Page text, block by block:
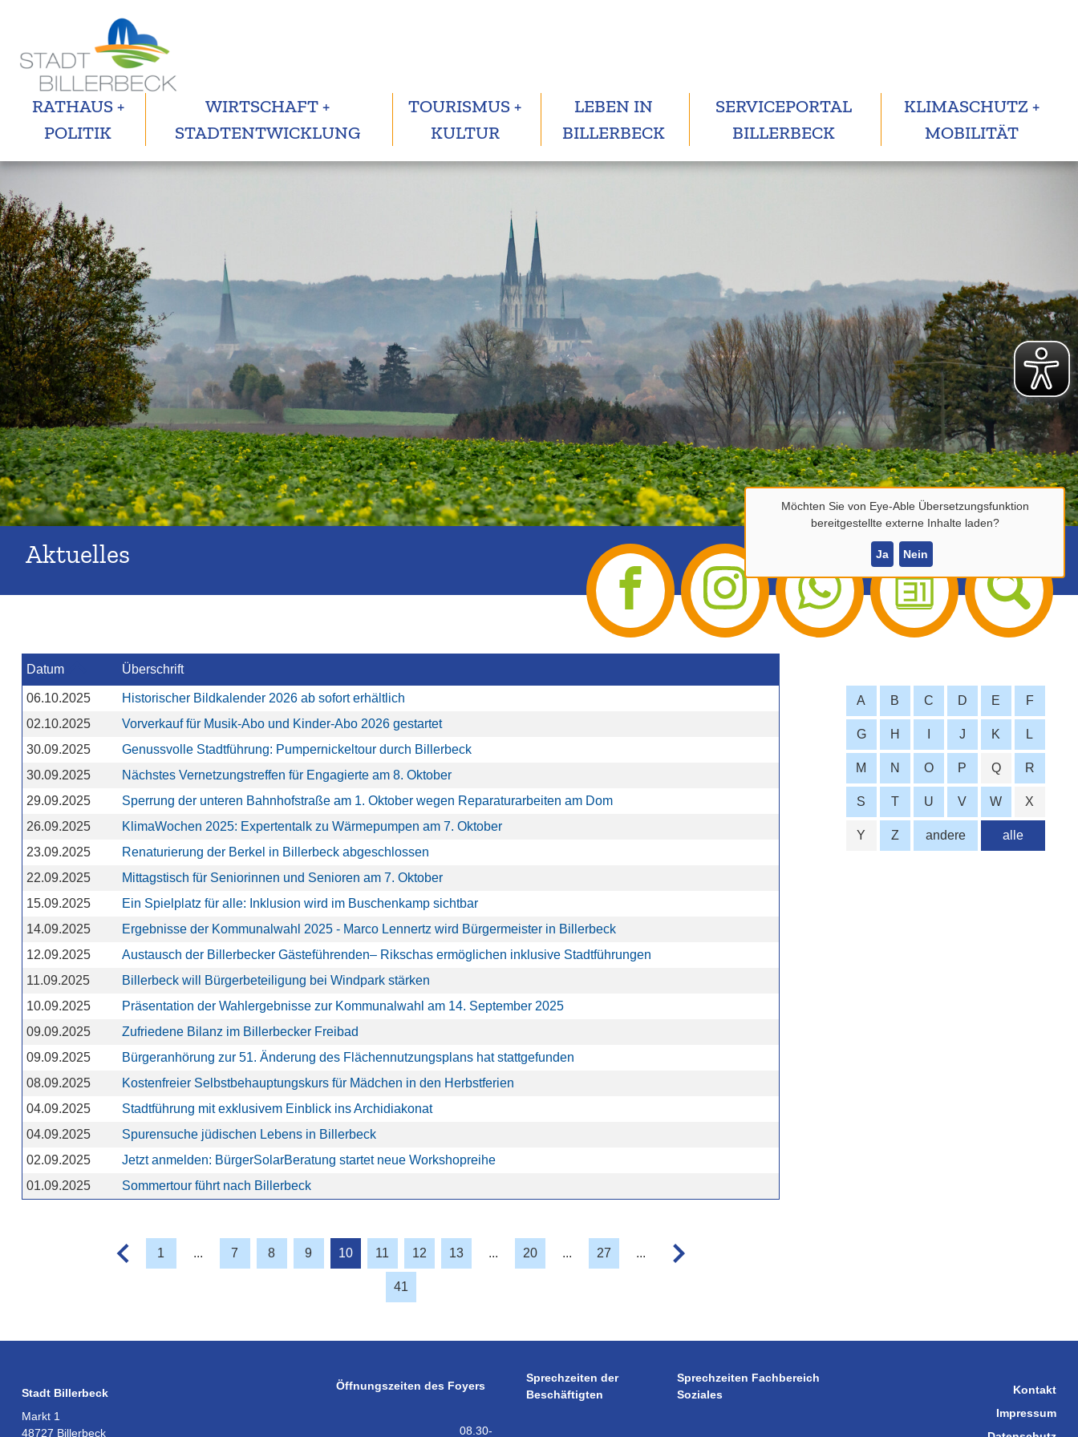
Möchten Sie von Eye-Able Übersetzungsfunktion
bereitgestellte externe Inhalte laden?
Ja Nein
RATHAUS +
POLITIK
WIRTSCHAFT +
STADTENTWICKLUNG
TOURISMUS +
KULTUR
LEBEN IN
BILLERBECK
SERVICEPORTAL
BILLERBECK
KLIMASCHUTZ +
MOBILITÄT
Aktuelles
Datum Überschrift
06.10.2025
Historischer Bildkalender 2026 ab sofort erhältlich
02.10.2025
Vorverkauf für Musik-Abo und Kinder-Abo 2026 gestartet
30.09.2025
Genussvolle Stadtführung: Pumpernickeltour durch Billerbeck
30.09.2025
Nächstes Vernetzungstreffen für Engagierte am 8. Oktober
29.09.2025
Sperrung der unteren Bahnhofstraße am 1. Oktober wegen Reparaturarbeiten am Dom
26.09.2025
KlimaWochen 2025: Expertentalk zu Wärmepumpen am 7. Oktober
23.09.2025
Renaturierung der Berkel in Billerbeck abgeschlossen
22.09.2025
Mittagstisch für Seniorinnen und Senioren am 7. Oktober
15.09.2025
Ein Spielplatz für alle: Inklusion wird im Buschenkamp sichtbar
14.09.2025
Ergebnisse der Kommunalwahl 2025 - Marco Lennertz wird Bürgermeister in Billerbeck
12.09.2025
Austausch der Billerbecker Gästeführenden– Rikschas ermöglichen inklusive Stadtführungen
11.09.2025
Billerbeck will Bürgerbeteiligung bei Windpark stärken
10.09.2025
Präsentation der Wahlergebnisse zur Kommunalwahl am 14. September 2025
09.09.2025
Zufriedene Bilanz im Billerbecker Freibad
09.09.2025
Bürgeranhörung zur 51. Änderung des Flächennutzungsplans hat stattgefunden
08.09.2025
Kostenfreier Selbstbehauptungskurs für Mädchen in den Herbstferien
04.09.2025
Stadtführung mit exklusivem Einblick ins Archidiakonat
04.09.2025
Spurensuche jüdischen Lebens in Billerbeck
02.09.2025
Jetzt anmelden: BürgerSolarBeratung startet neue Workshopreihe
01.09.2025
Sommertour führt nach Billerbeck
1 ... 7 8 9 10 11 12 13 ... 20 ... 27 ...
41
alle
A B C D E F
G H J K L
M N O P Q R
S T U V W X
Y Z andere
Stadt Billerbeck
Markt 1
48727 Billerbeck
Öffnungszeiten des Foyers
Sprechzeiten der
Beschäftigten
Sprechzeiten Fachbereich
Soziales
08.30-
Kontakt
Impressum